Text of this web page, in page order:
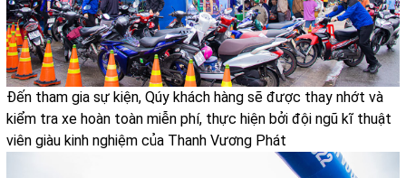
Đến tham gia sự kiện, Qúy khách hàng sẽ được thay nhớt và
kiểm tra xe hoàn toàn miễn phí, thực hiện bởi đội ngũ kĩ thuật
viên giàu kinh nghiệm của Thanh Vương Phát